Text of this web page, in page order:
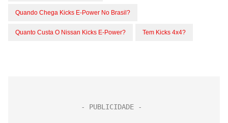
Quando Chega Kicks E-Power No Brasil?
Quanto Custa O Nissan Kicks E-Power? Tem Kicks 4x4?